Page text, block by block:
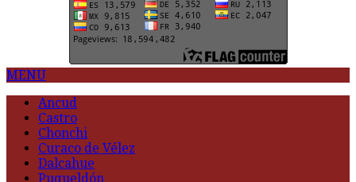
MENU
Ancud
Castro
Chonchi
Curaco de Vélez
Dalcahue
Puqueldón